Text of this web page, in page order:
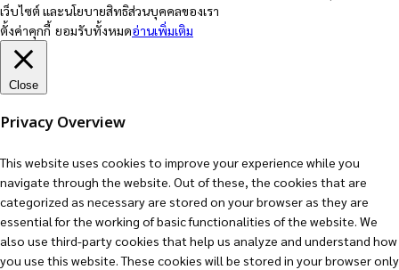
เว็บไซต์ และนโยบายสิทธิส่วนบุคคลของเรา
ตั้งค่าคุกกี้ ยอมรับทั้งหมดอ่านเพิ่มเติม
Close
Privacy Overview
This website uses cookies to improve your experience while you
navigate through the website. Out of these, the cookies that are
categorized as necessary are stored on your browser as they are
essential for the working of basic functionalities of the website. We
also use third-party cookies that help us analyze and understand how
you use this website. These cookies will be stored in your browser only